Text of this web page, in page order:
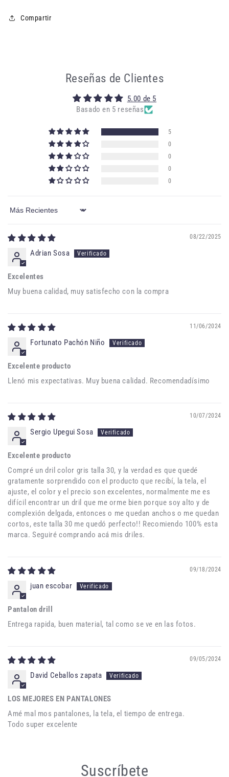
Compartir
Reseñas de Clientes
5.00 de 5
Basado en 5 reseñas
5
0
0
0
0
Sort by
08/22/2025
Adrian Sosa
Excelentes
Muy buena calidad, muy satisfecho con la compra
11/06/2024
Fortunato Pachón Niño
Excelente producto
Llenó mis expectativas. Muy buena calidad. Recomendadísimo
10/07/2024
Sergio Upegui Sosa
Excelente producto
Compré un dril color gris talla 30, y la verdad es que quedé
gratamente sorprendido con el producto que recibí, la tela, el
ajuste, el color y el precio son excelentes, normalmente me es
difícil encontrar un dril que me orme bien porque soy alto y de
complexión delgada, entonces o me quedan anchos o me quedan
cortos, este talla 30 me quedó perfecto!! Recomiendo 100% esta
marca. Seguiré comprando acá mis driles.
09/18/2024
juan escobar
Pantalon drill
Entrega rapida, buen material, tal como se ve en las fotos.
09/05/2024
David Ceballos zapata
LOS MEJORES EN PANTALONES
Amé mal mos pantalones, la tela, el tiempo de entrega.
Todo super excelente
Suscríbete